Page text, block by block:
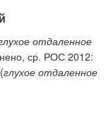
отдаленное
ср. РОС 2012:
глухое отдаленное